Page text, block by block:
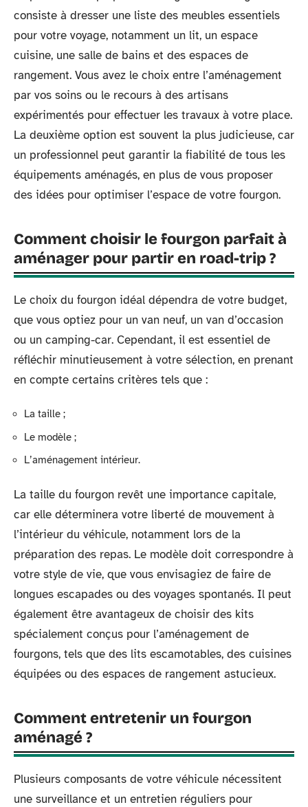
consiste à dresser une liste des meubles essentiels
pour votre voyage, notamment un lit, un espace
cuisine, une salle de bains et des espaces de
rangement. Vous avez le choix entre l’aménagement
par vos soins ou le recours à des artisans
expérimentés pour effectuer les travaux à votre place.
La deuxième option est souvent la plus judicieuse, car
un professionnel peut garantir la fiabilité de tous les
équipements aménagés, en plus de vous proposer
des idées pour optimiser l’espace de votre fourgon.
Comment choisir le fourgon parfait à
aménager pour partir en road-trip ?
Le choix du fourgon idéal dépendra de votre budget,
que vous optiez pour un van neuf, un van d’occasion
ou un camping-car. Cependant, il est essentiel de
réfléchir minutieusement à votre sélection, en prenant
en compte certains critères tels que :
La taille ;
Le modèle ;
L’aménagement intérieur.
La taille du fourgon revêt une importance capitale,
car elle déterminera votre liberté de mouvement à
l’intérieur du véhicule, notamment lors de la
préparation des repas. Le modèle doit correspondre à
votre style de vie, que vous envisagiez de faire de
longues escapades ou des voyages spontanés. Il peut
également être avantageux de choisir des kits
spécialement conçus pour l’aménagement de
fourgons, tels que des lits escamotables, des cuisines
équipées ou des espaces de rangement astucieux.
Comment entretenir un fourgon
aménagé ?
Plusieurs composants de votre véhicule nécessitent
une surveillance et un entretien réguliers pour